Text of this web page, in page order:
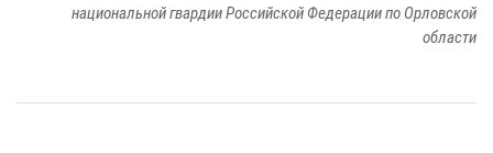
национальной гвардии Российской Федерации по Орловской
области